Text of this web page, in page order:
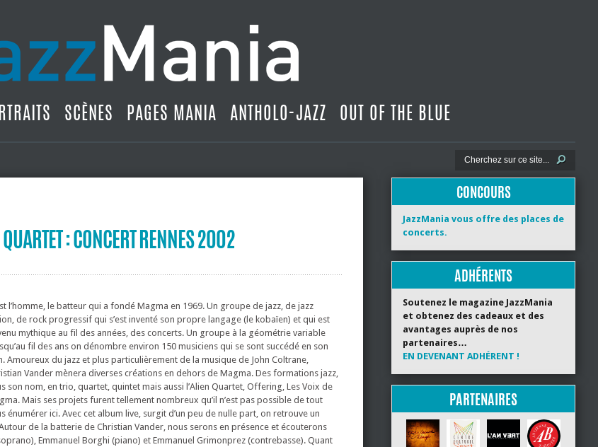
SCÈNES PAGES MANIA ANTHOLO-JAZZ OUT OF THE BLUE
: CONCERT RENNES 2002
l’homme, le batteur qui a fondé Magma en 1969. Un groupe de jazz, de jazz
de rock progressif qui s’est inventé son propre langage (le kobaïen) et qui est
mythique au fil des années, des concerts. Un groupe à la géométrie variable
fil des ans on dénombre environ 150 musiciens qui se sont succédé en son
Amoureux du jazz et plus particulièrement de la musique de John Coltrane,
Vander mènera diverses créations en dehors de Magma. Des formations jazz,
son nom, en trio, quartet, quintet mais aussi l’Alien Quartet, Offering, Les Voix de
Mais ses projets furent tellement nombreux qu’il n’est pas possible de tout
énumérer ici. Avec cet album live, surgit d’un peu de nulle part, on retrouve un
de la batterie de Christian Vander, nous serons en présence et écouterons
Emmanuel Borghi (piano) et Emmanuel Grimonprez (contrebasse). Quant
CONCOURS
JazzMania vous offre des places de
concerts.
ADHÉRENTS
Soutenez le magazine JazzMania
et obtenez des cadeaux et des
avantages auprès de nos
partenaires…
EN DEVENANT ADHÉRENT !
PARTENAIRES